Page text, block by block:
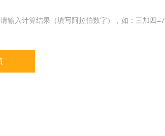
请输入计算结果（填写阿拉伯数字），如：三加四=7